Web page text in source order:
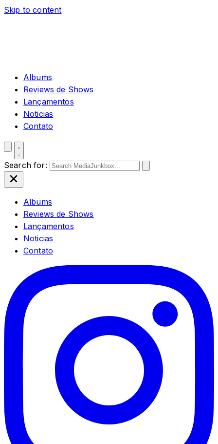
Skip to content
Albums
Reviews de Shows
Lançamentos
Noticias
Contato
Search for:
Albums
Reviews de Shows
Lançamentos
Noticias
Contato